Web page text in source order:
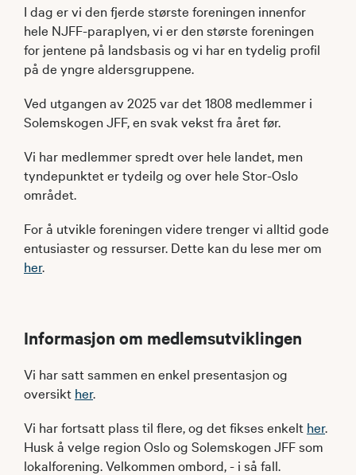
I dag er vi den fjerde største foreningen innenfor
hele NJFF-paraplyen, vi er den største foreningen
for jentene på landsbasis og vi har en tydelig profil
på de yngre aldersgruppene.
Ved utgangen av 2025 var det 1808 medlemmer i
Solemskogen JFF, en svak vekst fra året før.
Vi har medlemmer spredt over hele landet, men
tyndepunktet er tydeilg og over hele Stor-Oslo
området.
For å utvikle foreningen videre trenger vi alltid gode
entusiaster og ressurser. Dette kan du lese mer om
her.
Informasjon om medlemsutviklingen
Vi har satt sammen en enkel presentasjon og
oversikt her.
Vi har fortsatt plass til flere, og det fikses enkelt her.
Husk å velge region Oslo og Solemskogen JFF som
lokalforening. Velkommen ombord, - i så fall.